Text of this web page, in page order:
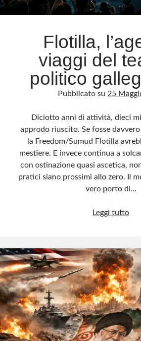
Archivio
Categorie
Questo blog non rappresenta una testata giornalistica,
senza alcuna periodicità. Non può pertanto
sensi della legge n· 62 del 7.03.2001. L’autore non è
pubblicato dai lettori nei commenti ai vari post.
ritenuti offensivi o lesivi dell’immagine o dell’onorabilità
razzisti o che contengano dati personali non conformi
privacy. Alcune immagini inserite in questo blog sono
considerate di pubblico dominio. Qualora la loro
diritti d’autore, vi invito a comunicarlo via e-mail a
Meta
Accedi
Feed dei contenuti
Feed dei commenti
WordPress.org
Flotilla,
viaggi del
politico
Pubblicato su 25
Diciotto anni di attività, dieci
approdo riuscito. Se fosse
la Freedom/Sumud Flotilla
mestiere. E invece continua a
con ostinazione quasi ascetica,
pratici siano prossimi allo zero. Il
vero porto di…
Leggi tutto
del